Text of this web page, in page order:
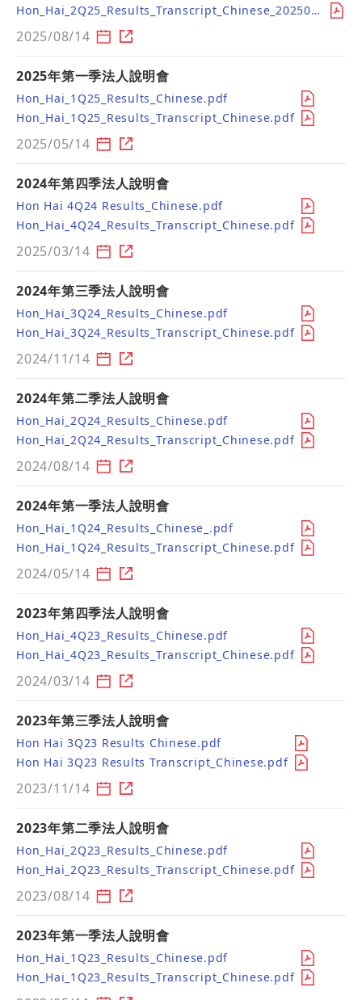
Hon_Hai_2Q25_Results_Transcript_Chinese_20250815_3394.pdf
2025/08/14
2025年第一季法人說明會
Hon_Hai_1Q25_Results_Chinese.pdf
Hon_Hai_1Q25_Results_Transcript_Chinese.pdf
2025/05/14
2024年第四季法人說明會
Hon Hai 4Q24 Results_Chinese.pdf
Hon_Hai_4Q24_Results_Transcript_Chinese.pdf
2025/03/14
2024年第三季法人說明會
Hon_Hai_3Q24_Results_Chinese.pdf
Hon_Hai_3Q24_Results_Transcript_Chinese.pdf
2024/11/14
2024年第二季法人說明會
Hon_Hai_2Q24_Results_Chinese.pdf
Hon_Hai_2Q24_Results_Transcript_Chinese.pdf
2024/08/14
2024年第一季法人說明會
Hon_Hai_1Q24_Results_Chinese_.pdf
Hon_Hai_1Q24_Results_Transcript_Chinese.pdf
2024/05/14
2023年第四季法人說明會
Hon_Hai_4Q23_Results_Chinese.pdf
Hon_Hai_4Q23_Results_Transcript_Chinese.pdf
2024/03/14
2023年第三季法人說明會
Hon Hai 3Q23 Results Chinese.pdf
Hon Hai 3Q23 Results Transcript_Chinese.pdf
2023/11/14
2023年第二季法人說明會
Hon_Hai_2Q23_Results_Chinese.pdf
Hon_Hai_2Q23_Results_Transcript_Chinese.pdf
2023/08/14
2023年第一季法人說明會
Hon_Hai_1Q23_Results_Chinese.pdf
Hon_Hai_1Q23_Results_Transcript_Chinese.pdf